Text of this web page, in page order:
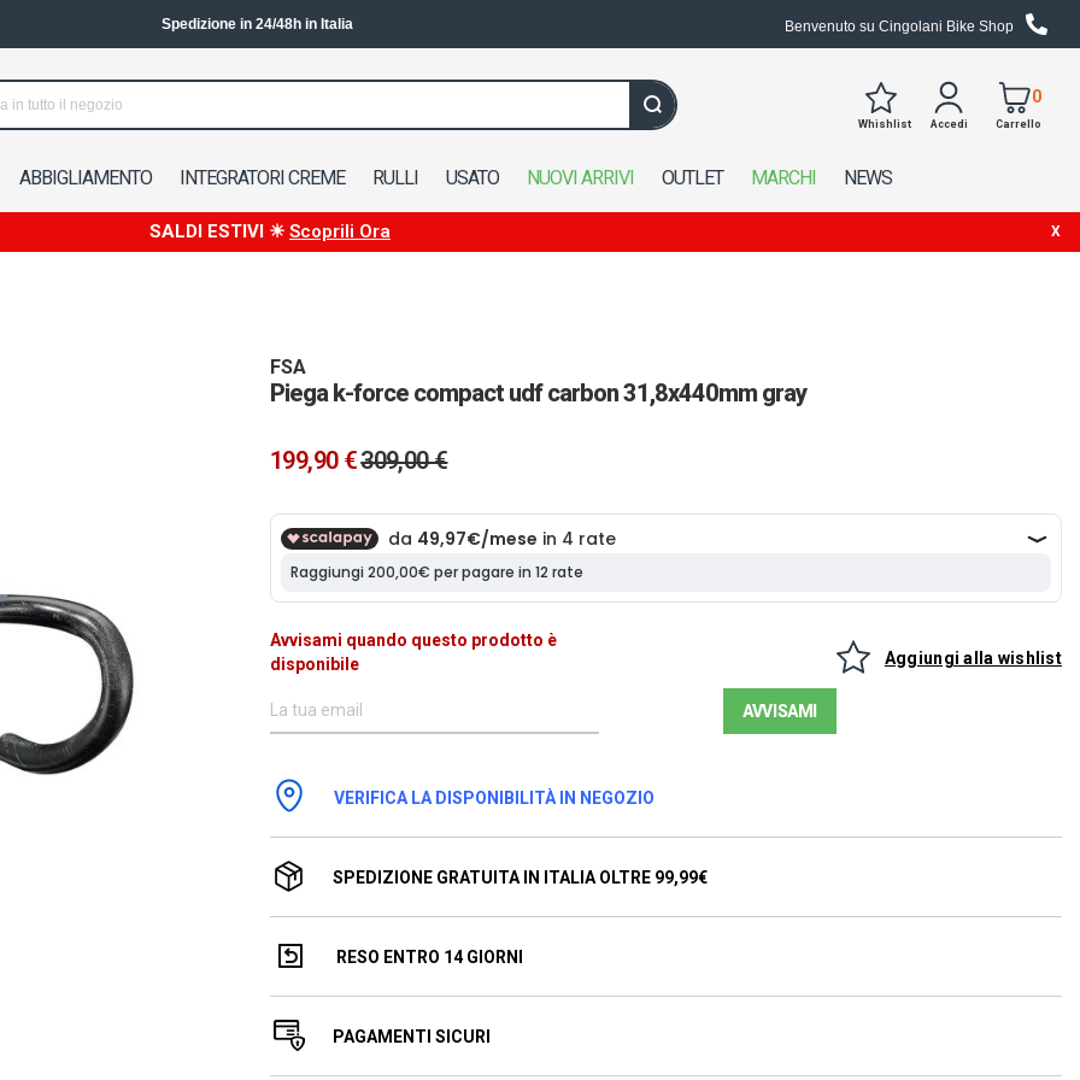
Spedizione in 24/48h in Italia Benvenuto su Cingolani Bike Shop
Accedi
Whishlist
0
Carrello
ABBIGLIAMENTO INTEGRATORI CREME RULLI USATO NUOVI ARRIVI OUTLET MARCHI NEWS
SALDI ESTIVI ☀ Scoprili Ora
FSA
Piega k-force compact udf carbon 31,8x440mm gray
199,90 €309,00 €
Aggiungi alla wishlist
Avvisami quando questo prodotto è
disponibile
AVVISAMI
VERIFICA LA DISPONIBILITÀ IN NEGOZIO
SPEDIZIONE GRATUITA IN ITALIA OLTRE 99,99€
RESO ENTRO 14 GIORNI
PAGAMENTI SICURI